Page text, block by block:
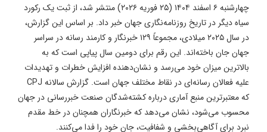
چهارشنبه ۶ اسفند ۱۴۰۴ (۲۵ فوریه ۲۰۲۶) منتشر شد، از ثبت یک رکورد
سیاه دیگر در تاریخ روزنامه‌نگاری جهان خبر داد. بر اساس این گزارش،
در سال ۲۰۲۵ میلادی، مجموعاً ۱۲۹ خبرنگار و کارمند رسانه در سراسر
جهان جان باخته‌اند. این رقم برای دومین سال پیاپی است که به
بالاترین میزان خود می‌رسد و نشان‌دهنده افزایش خطرات و تهدیدات
علیه فعالان رسانه‌ای در نقاط مختلف جهان است. گزارش سالانه CPJ
که معتبرترین منبع آماری درباره کشته‌شدگان صنعت خبررسانی در جهان
محسوب می‌شود، نشان می‌دهد که خبرنگاران همچنان در خط مقدم
نبرد برای آگاهی‌بخشی و شفافیت، جان خود را فدا می‌کنند.